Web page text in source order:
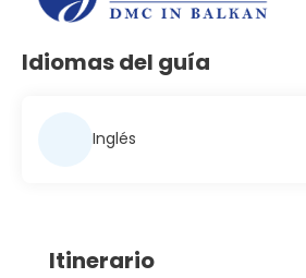
Idiomas del guía
Inglés
Itinerario